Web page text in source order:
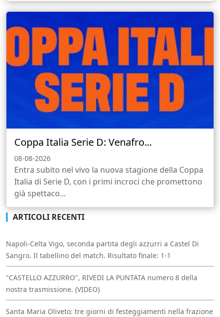
Coppa Italia Serie D: Venafro...
08-08-2026
Entra subito nel vivo la nuova stagione della Coppa
Italia di Serie D, con i primi incroci che promettono
già spettaco...
ARTICOLI RECENTI
Napoli-Celta Vigo, seconda partita degli azzurri a Castel Di
Sangro. Il tabellino del match. Risultato finale: 1-1
"CASTELLO AZZURRO", RIVEDI LA PUNTATA numero 8 della
nostra trasmissione. (VIDEO)
Santa Maria Oliveto: tre giorni di festeggiamenti nella frazione